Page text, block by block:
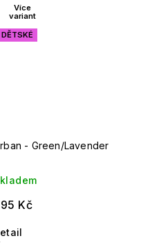
Více
variant
DĚTSKÉ
- Green/Lavender
Kč